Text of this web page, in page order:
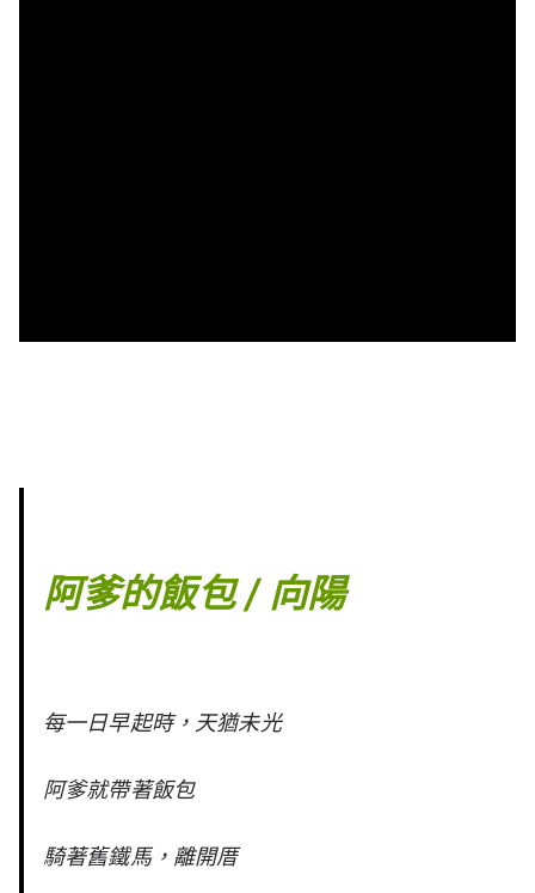
阿爹的飯包 / 向陽
每一日早起時，天猶未光
阿爹就帶著飯包
騎著舊鐵馬，離開厝